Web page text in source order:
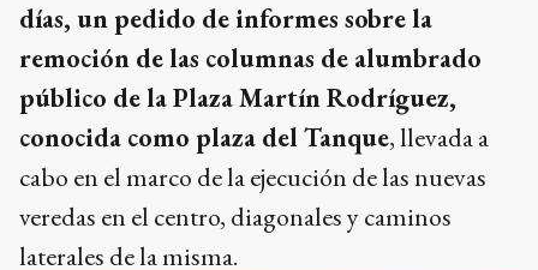
días, un pedido de informes sobre la
remoción de las columnas de alumbrado
público de la Plaza Martín Rodríguez,
conocida como plaza del Tanque, llevada a
cabo en el marco de la ejecución de las nuevas
veredas en el centro, diagonales y caminos
laterales de la misma.